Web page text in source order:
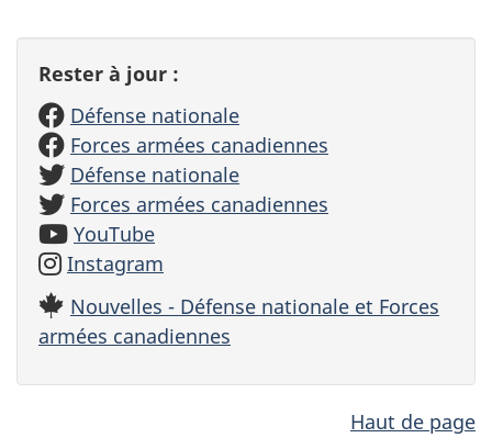
Rester à jour :
Défense nationale
Forces armées canadiennes
Défense nationale
Forces armées canadiennes
YouTube
Instagram
Nouvelles - Défense nationale et Forces
armées canadiennes
Haut de page